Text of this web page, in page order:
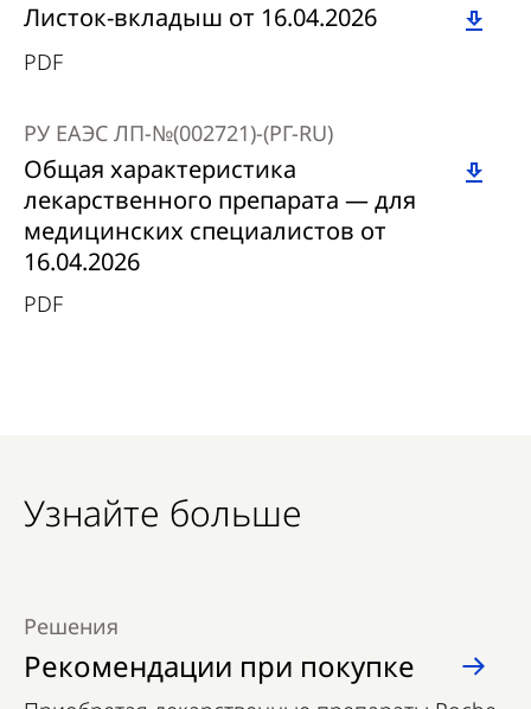
Download
Листок-вкладыш от 16.04.2026
PDF
Download
Общая характеристика
лекарственного препарата — для
медицинских специалистов от
16.04.2026
РУ ЕАЭС ЛП-№(002721)-(РГ-RU)
PDF
Узнайте больше
Рекомендации при покупке
Решения